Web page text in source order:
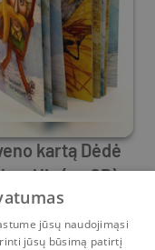
kartą Dėdė
(su CD)
Paltanavičius
0 0
jūsų naudojimąsi
jūsų būsimą patirtį